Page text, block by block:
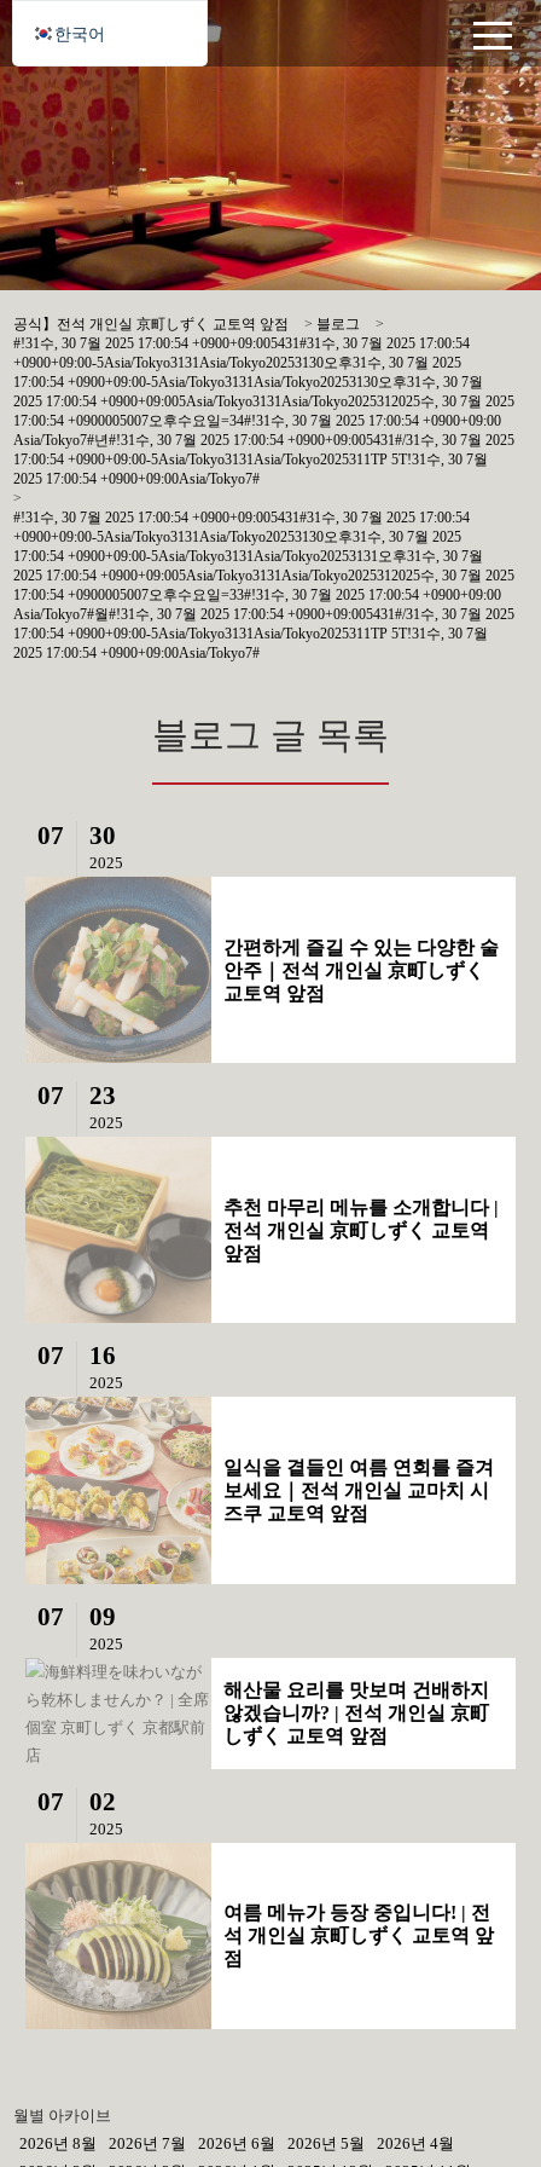
공식】전석 개인실 京町しずく 교토역 앞점 > 블로그
>
#!31수, 30 7월 2025 17:00:54 +0900+09:005431#31수, 30 7월 2025 17:00:54
+0900+09:00-5Asia/Tokyo3131Asia/Tokyo20253130오후31수, 30 7월 2025
17:00:54 +0900+09:00-5Asia/Tokyo3131Asia/Tokyo20253130오후31수, 30 7월
2025 17:00:54 +0900+09:005Asia/Tokyo3131Asia/Tokyo2025312025수, 30 7월 2025
17:00:54 +0900005007오후수요일=34#!31수, 30 7월 2025 17:00:54 +0900+09:00
Asia/Tokyo7#년#!31수, 30 7월 2025 17:00:54 +0900+09:005431#/31수, 30 7월 2025
17:00:54 +0900+09:00-5Asia/Tokyo3131Asia/Tokyo2025311TP 5T!31수, 30 7월
2025 17:00:54 +0900+09:00Asia/Tokyo7#
>
#!31수, 30 7월 2025 17:00:54 +0900+09:005431#31수, 30 7월 2025 17:00:54
+0900+09:00-5Asia/Tokyo3131Asia/Tokyo20253130오후31수, 30 7월 2025
17:00:54 +0900+09:00-5Asia/Tokyo3131Asia/Tokyo20253131오후31수, 30 7월
2025 17:00:54 +0900+09:005Asia/Tokyo3131Asia/Tokyo2025312025수, 30 7월 2025
17:00:54 +0900005007오후수요일=33#!31수, 30 7월 2025 17:00:54 +0900+09:00
Asia/Tokyo7#월#!31수, 30 7월 2025 17:00:54 +0900+09:005431#/31수, 30 7월 2025
17:00:54 +0900+09:00-5Asia/Tokyo3131Asia/Tokyo2025311TP 5T!31수, 30 7월
2025 17:00:54 +0900+09:00Asia/Tokyo7#
블로그 글 목록
07 30
2025
간편하게 즐길 수 있는 다양한 술
안주｜전석 개인실 京町しずく
교토역 앞점
07 23
2025
추천 마무리 메뉴를 소개합니다 |
전석 개인실 京町しずく 교토역
앞점
07 16
2025
일식을 곁들인 여름 연회를 즐겨
보세요｜전석 개인실 교마치 시
즈쿠 교토역 앞점
07 09
2025
해산물 요리를 맛보며 건배하지
않겠습니까? | 전석 개인실 京町
しずく 교토역 앞점
07 02
2025
여름 메뉴가 등장 중입니다! | 전
석 개인실 京町しずく 교토역 앞
점
월별 아카이브
2026년 8월
2026년 7월 2026년 6월 2026년 5월
2026년 4월
한국어